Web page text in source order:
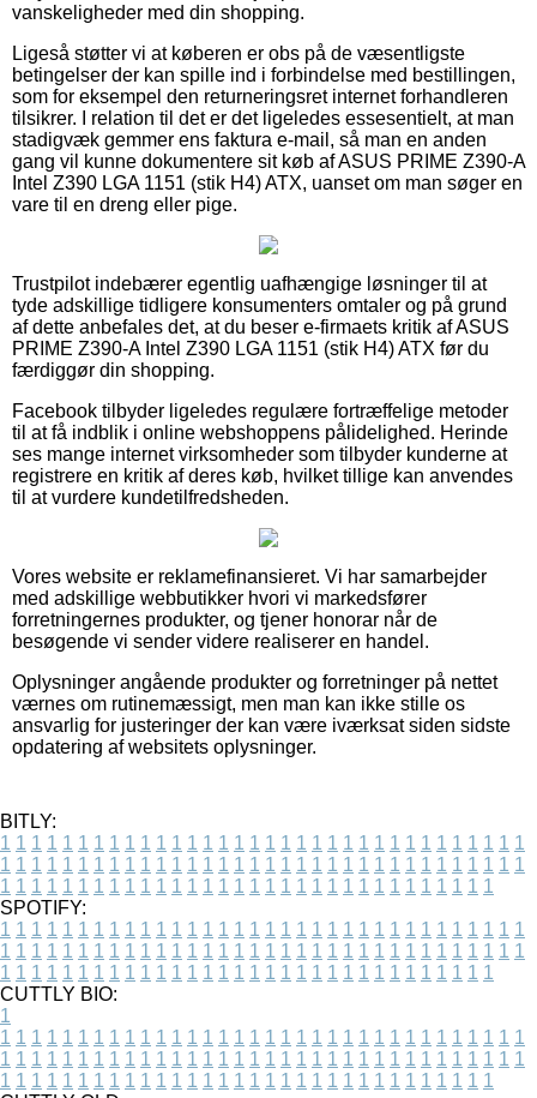
vanskeligheder med din shopping.
Ligeså støtter vi at køberen er obs på de væsentligste
betingelser der kan spille ind i forbindelse med bestillingen,
som for eksempel den returneringsret internet forhandleren
tilsikrer. I relation til det er det ligeledes essesentielt, at man
stadigvæk gemmer ens faktura e-mail, så man en anden
gang vil kunne dokumentere sit køb af ASUS PRIME Z390-A
Intel Z390 LGA 1151 (stik H4) ATX, uanset om man søger en
vare til en dreng eller pige.
Trustpilot indebærer egentlig uafhængige løsninger til at
tyde adskillige tidligere konsumenters omtaler og på grund
af dette anbefales det, at du beser e-firmaets kritik af ASUS
PRIME Z390-A Intel Z390 LGA 1151 (stik H4) ATX før du
færdiggør din shopping.
Facebook tilbyder ligeledes regulære fortræffelige metoder
til at få indblik i online webshoppens pålidelighed. Herinde
ses mange internet virksomheder som tilbyder kunderne at
registrere en kritik af deres køb, hvilket tillige kan anvendes
til at vurdere kundetilfredsheden.
Vores website er reklamefinansieret. Vi har samarbejder
med adskillige webbutikker hvori vi markedsfører
forretningernes produkter, og tjener honorar når de
besøgende vi sender videre realiserer en handel.
Oplysninger angående produkter og forretninger på nettet
værnes om rutinemæssigt, men man kan ikke stille os
ansvarlig for justeringer der kan være iværksat siden sidste
opdatering af websitets oplysninger.
BITLY:
1 1 1 1 1 1 1 1 1 1 1 1 1 1 1 1 1 1 1 1 1 1 1 1 1 1 1 1 1 1 1 1 1 1
1 1 1 1 1 1 1 1 1 1 1 1 1 1 1 1 1 1 1 1 1 1 1 1 1 1 1 1 1 1 1 1 1 1
1 1 1 1 1 1 1 1 1 1 1 1 1 1 1 1 1 1 1 1 1 1 1 1 1 1 1 1 1 1 1 1
SPOTIFY:
1 1 1 1 1 1 1 1 1 1 1 1 1 1 1 1 1 1 1 1 1 1 1 1 1 1 1 1 1 1 1 1 1 1
1 1 1 1 1 1 1 1 1 1 1 1 1 1 1 1 1 1 1 1 1 1 1 1 1 1 1 1 1 1 1 1 1 1
1 1 1 1 1 1 1 1 1 1 1 1 1 1 1 1 1 1 1 1 1 1 1 1 1 1 1 1 1 1 1 1
CUTTLY BIO:
1
1 1 1 1 1 1 1 1 1 1 1 1 1 1 1 1 1 1 1 1 1 1 1 1 1 1 1 1 1 1 1 1 1 1
1 1 1 1 1 1 1 1 1 1 1 1 1 1 1 1 1 1 1 1 1 1 1 1 1 1 1 1 1 1 1 1 1 1
1 1 1 1 1 1 1 1 1 1 1 1 1 1 1 1 1 1 1 1 1 1 1 1 1 1 1 1 1 1 1 1